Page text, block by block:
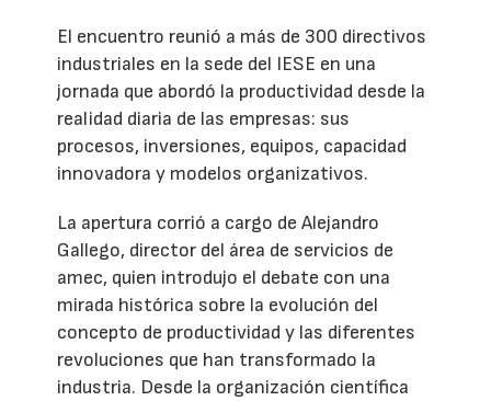
El encuentro reunió a más de 300 directivos
industriales en la sede del IESE en una
jornada que abordó la productividad desde la
realidad diaria de las empresas: sus
procesos, inversiones, equipos, capacidad
innovadora y modelos organizativos.
La apertura corrió a cargo de Alejandro
Gallego, director del área de servicios de
amec, quien introdujo el debate con una
mirada histórica sobre la evolución del
concepto de productividad y las diferentes
revoluciones que han transformado la
industria. Desde la organización científica